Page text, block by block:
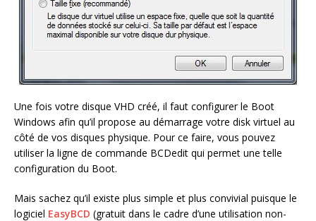
Une fois votre disque VHD créé, il faut configurer le Boot
Windows afin qu’il propose au démarrage votre disk virtuel au
côté de vos disques physique. Pour ce faire, vous pouvez
utiliser la ligne de commande BCDedit qui permet une telle
configuration du Boot.
Mais sachez qu’il existe plus simple et plus convivial puisque le
logiciel EasyBCD (gratuit dans le cadre d’une utilisation non-